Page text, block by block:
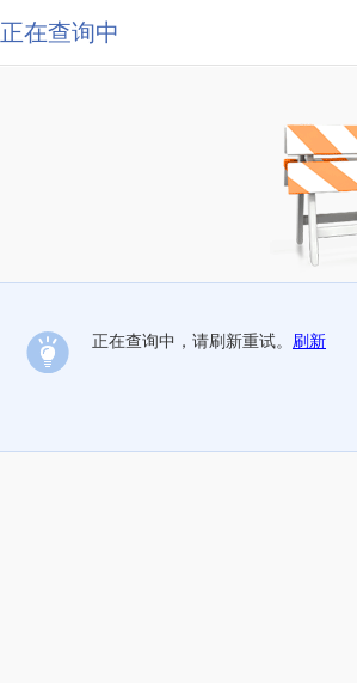
正在查询中
正在查询中，请刷新重试。 刷新